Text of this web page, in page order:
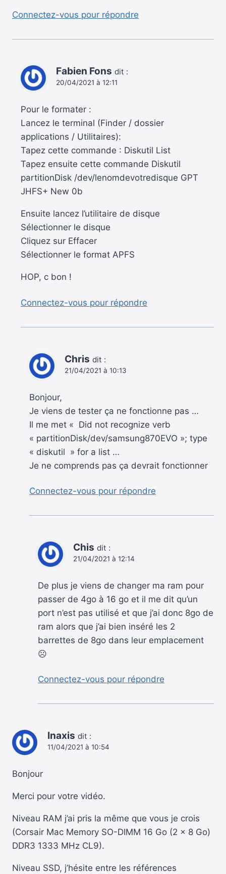
Connectez-vous pour répondre
Fabien Fons dit :
20/04/2021 à 12:11
Pour le formater :
Lancez le terminal (Finder / dossier
applications / Utilitaires):
Tapez cette commande : Diskutil List
Tapez ensuite cette commande Diskutil
partitionDisk /dev/lenomdevotredisque GPT
JHFS+ New 0b
Ensuite lancez l’utilitaire de disque
Sélectionner le disque
Cliquez sur Effacer
Sélectionner le format APFS
HOP, c bon !
Connectez-vous pour répondre
Chris dit :
21/04/2021 à 10:13
Bonjour,
Je viens de tester ça ne fonctionne pas …
Il me met « Did not recognize verb
« partitionDisk/dev/samsung870EVO »; type
« diskutil » for a list …
Je ne comprends pas ça devrait fonctionner
Connectez-vous pour répondre
Chis dit :
21/04/2021 à 12:14
De plus je viens de changer ma ram pour
passer de 4go à 16 go et il me dit qu’un
port n’est pas utilisé et que j’ai donc 8go de
ram alors que j’ai bien inséré les 2
barrettes de 8go dans leur emplacement
☹️
Connectez-vous pour répondre
Inaxis dit :
11/04/2021 à 10:54
Bonjour
Merci pour votre vidéo.
Niveau RAM j’ai pris la même que vous je crois
(Corsair Mac Memory SO-DIMM 16 Go (2 x 8 Go)
DDR3 1333 MHz CL9).
Niveau SSD, j’hésite entre les références